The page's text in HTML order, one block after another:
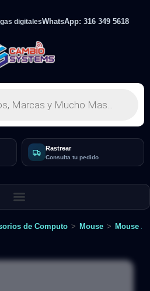
digitalesWhatsApp: 316 349 5618
Rastrear
Consulta tu pedido
de Computo > Mouse > Mouse